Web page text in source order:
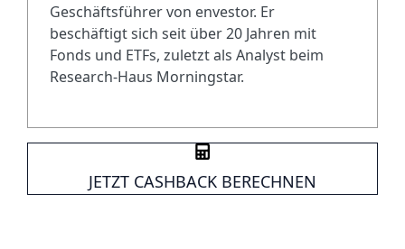
Geschäftsführer von envestor. Er
beschäftigt sich seit über 20 Jahren mit
Fonds und ETFs, zuletzt als Analyst beim
Research-Haus Morningstar.
JETZT CASHBACK BERECHNEN